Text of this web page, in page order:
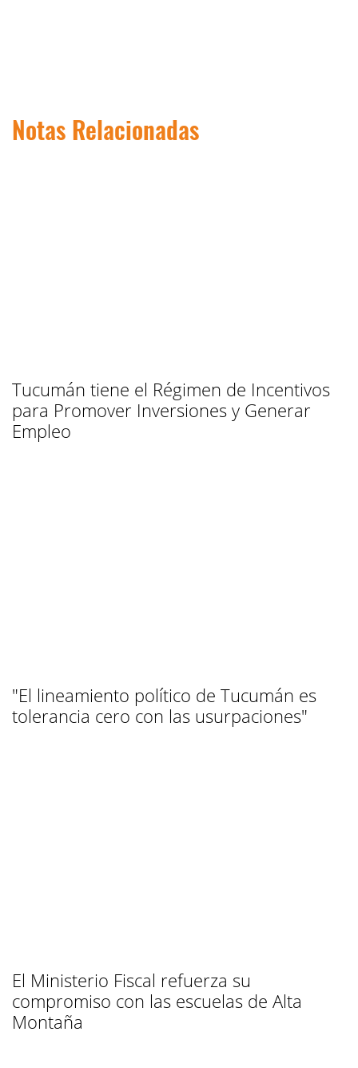
Notas Relacionadas
Tucumán tiene el Régimen de Incentivos
para Promover Inversiones y Generar
Empleo
"El lineamiento político de Tucumán es
tolerancia cero con las usurpaciones"
El Ministerio Fiscal refuerza su
compromiso con las escuelas de Alta
Montaña